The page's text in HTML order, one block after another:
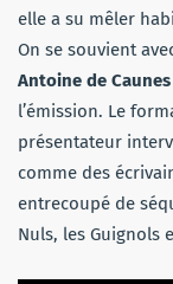
elle a su mêler
On se souvient
Antoine de
l’émission. Le
présentateur
comme des
entrecoupé de
Nuls, les Guignols